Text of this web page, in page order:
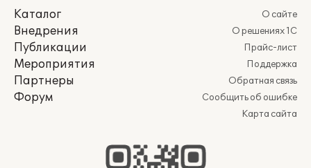
Каталог
Внедрения
Публикации
Мероприятия
Партнеры
Форум
О сайте
О решениях 1С
Прайс-лист
Поддержка
Обратная связь
Сообщить об ошибке
Карта сайта